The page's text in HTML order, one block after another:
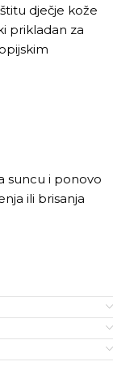
dječje kože
prikladan za
suncu i ponovo
ili brisanja